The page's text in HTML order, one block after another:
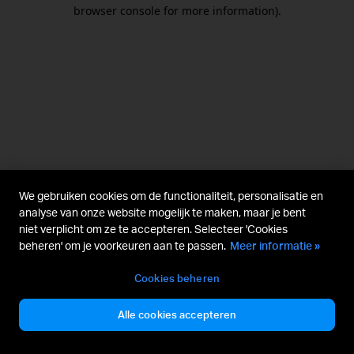
browser console for more information).
We gebruiken cookies om de functionaliteit, personalisatie en
analyse van onze website mogelijk te maken, maar je bent
niet verplicht om ze te accepteren. Selecteer 'Cookies
beheren' om je voorkeuren aan te passen. Meer informatie »
Cookies beheren
Alle cookies accepteren